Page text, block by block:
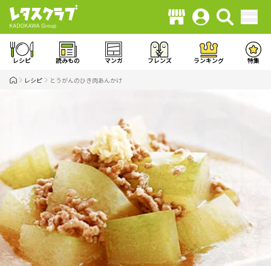
レシピ 読みもの マンガ フレンズ ランキング 特集
レシピ とうがんのひき肉あんかけ